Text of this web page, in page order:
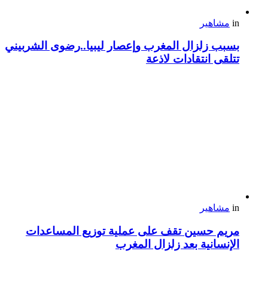
in مشاهير
بسبب زلزال المغرب وإعصار ليبيا..رضوى الشربيني
تتلقى انتقادات لاذعة
in مشاهير
مريم حسين تقف على عملية توزيع المساعدات
الإنسانية بعد زلزال المغرب